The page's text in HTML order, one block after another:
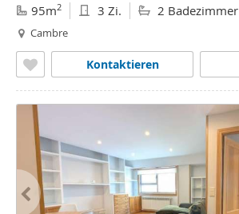
95m2 3 Zi. 2 Badezimmer
Cambre
Kontaktieren